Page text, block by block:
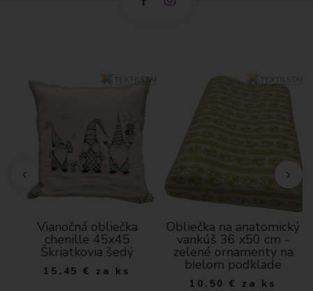
Vianočná obliečka
chenille 45x45
Škriatkovia šedý
15.45 € za ks
Obliečka na anatomický
vankúš 36 x50 cm -
zelené ornamenty na
bielom podklade
10.50 € za ks